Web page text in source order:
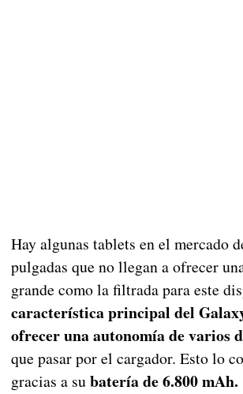
Hay algunas tablets en el mercado
pulgadas que no llegan a ofrecer
grande como la filtrada para este
característica principal del
ofrecer una autonomía de varios
que pasar por el cargador. Esto lo
gracias a subatería de 6.800 mAh.